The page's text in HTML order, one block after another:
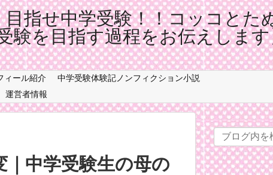
指せ中学受験！！コッコとた
験を目指す過程をお伝えしま
ィール紹介
中学受験体験記ノンフィクション小説
運営者情報
中学受験生の母の